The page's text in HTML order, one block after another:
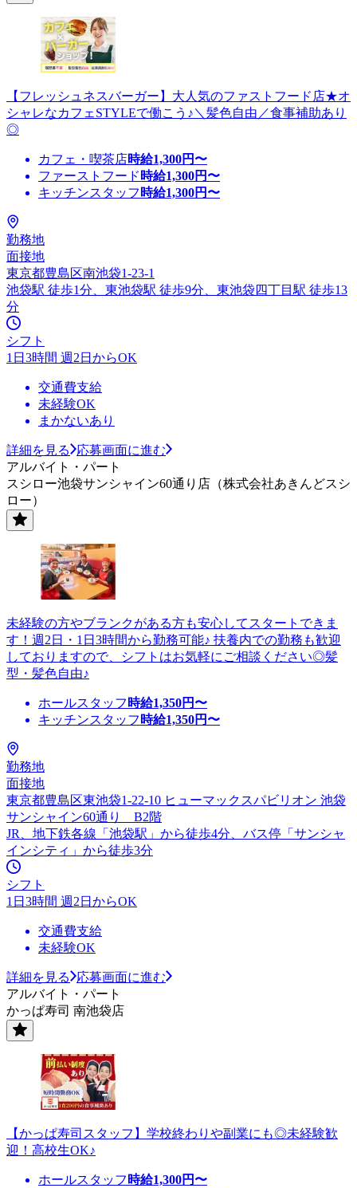
【フレッシュネスバーガー】大人気のファストフード店★オ
シャレなカフェSTYLEで働こう♪＼髪色自由／食事補助あり
◎
カフェ・喫茶店時給1,300円〜
ファーストフード 時給1,300円〜
キッチンスタッフ 時給1,300円〜
勤務地
面接地
東京都豊島区南池袋1-23-1
池袋駅 徒歩1分、東池袋駅 徒歩9分、東池袋四丁目駅 徒歩13
分
シフト
1日3時間 週2日からOK
交通費支給
未経験OK
まかないあり
詳細を見る
応募画面に進む
アルバイト・パート
スシロー池袋サンシャイン60通り店（株式会社あきんどスシ
ロー）
未経験の方やブランクがある方も安心してスタートできま
す！週2日・1日3時間から勤務可能♪ 扶養内での勤務も歓迎
しておりますので、シフトはお気軽にご相談ください◎髪
型・髪色自由♪
ホールスタッフ 時給1,350円〜
キッチンスタッフ 時給1,350円〜
勤務地
面接地
東京都豊島区東池袋1-22-10 ヒューマックスパビリオン 池袋
サンシャイン60通り B2階
JR、地下鉄各線「池袋駅」から徒歩4分、バス停「サンシャ
インシティ」から徒歩3分
シフト
1日3時間 週2日からOK
交通費支給
未経験OK
詳細を見る
応募画面に進む
アルバイト・パート
かっぱ寿司 南池袋店
【かっぱ寿司スタッフ】学校終わりや副業にも◎未経験歓
迎！高校生OK♪
ホールスタッフ 時給1,300円〜